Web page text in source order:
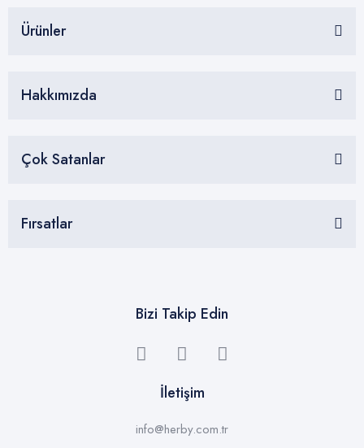
Ürünler
Hakkımızda
Çok Satanlar
Fırsatlar
Bizi Takip Edin
İletişim
info@herby.com.tr